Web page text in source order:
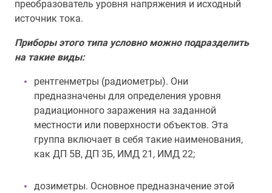
преобразователь уровня напряжения и исходный
источник тока.
Приборы этого типа условно можно подразделить
на такие виды:
рентгенметры (радиометры). Они
предназначены для определения уровня
радиационного заражения на заданной
местности или поверхности объектов. Эта
группа включает в себя такие наименования,
как ДП 5В, ДП 3Б, ИМД 21, ИМД 22;
дозиметры. Основное предназначение этой